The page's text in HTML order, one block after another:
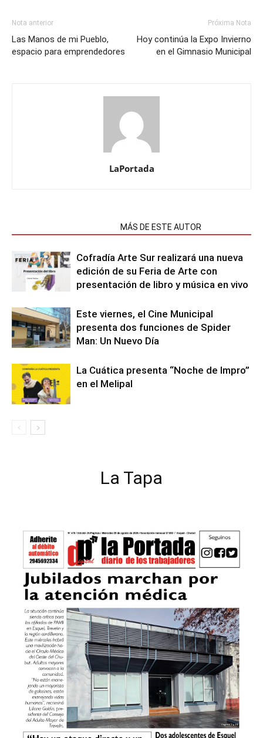
Nota anterior
Las Manos de mi Pueblo,
espacio para emprendedores
Próxima Nota
Hoy continúa la Expo Invierno
en el Gimnasio Municipal
LaPortada
MÁS DE ESTE AUTOR
Cofradía Arte Sur realizará una nueva
edición de su Feria de Arte con
presentación de libro y música en vivo
Este viernes, el Cine Municipal
presenta dos funciones de Spider
Man: Un Nuevo Día
La Cuática presenta “Noche de Impro”
en el Melipal
La Tapa